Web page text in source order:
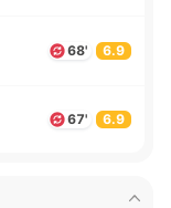
68' 6.9
67' 6.9